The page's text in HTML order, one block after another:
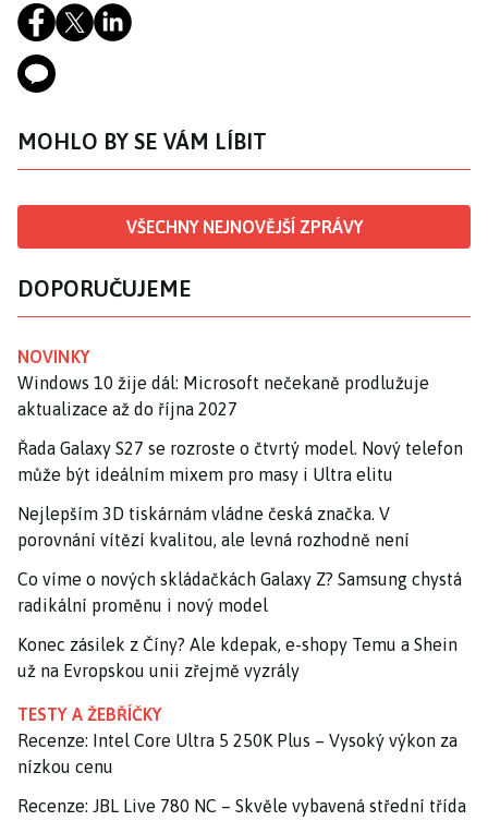
MOHLO BY SE VÁM LÍBIT
VŠECHNY NEJNOVĚJŠÍ ZPRÁVY
DOPORUČUJEME
NOVINKY
Windows 10 žije dál: Microsoft nečekaně prodlužuje
aktualizace až do října 2027
Řada Galaxy S27 se rozroste o čtvrtý model. Nový telefon
může být ideálním mixem pro masy i Ultra elitu
Nejlepším 3D tiskárnám vládne česká značka. V
porovnání vítězí kvalitou, ale levná rozhodně není
Co víme o nových skládačkách Galaxy Z? Samsung chystá
radikální proměnu i nový model
Konec zásilek z Číny? Ale kdepak, e-shopy Temu a Shein
už na Evropskou unii zřejmě vyzrály
TESTY A ŽEBŘÍČKY
Recenze: Intel Core Ultra 5 250K Plus – Vysoký výkon za
nízkou cenu
Recenze: JBL Live 780 NC – Skvěle vybavená střední třída